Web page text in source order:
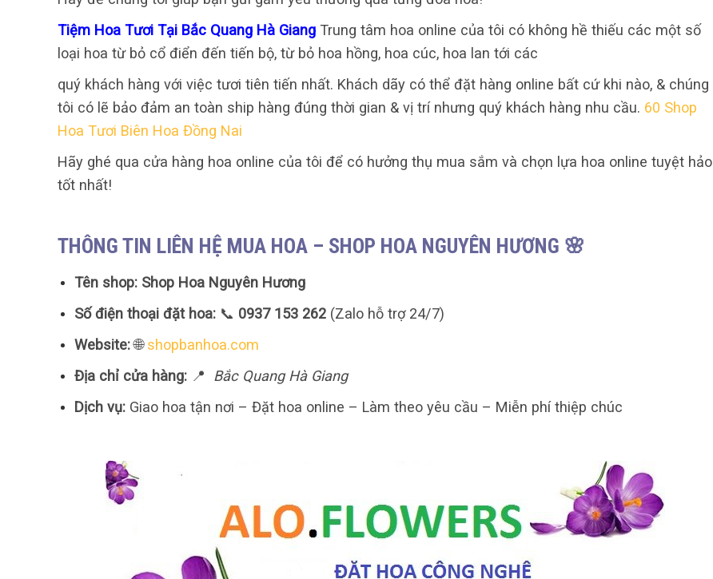
Tiệm Hoa Tươi Tại Bắc Quang Hà Giang Trung tâm hoa online của tôi có không hề thiếu các một số
loại hoa từ bỏ cổ điển đến tiến bộ, từ bỏ hoa hồng, hoa cúc, hoa lan tới các
quý khách hàng với việc tươi tiên tiến nhất. Khách dãy có thể đặt hàng online bất cứ khi nào, & chúng
tôi có lẽ bảo đảm an toàn ship hàng đúng thời gian & vị trí nhưng quý khách hàng nhu cầu. 60 Shop
Hoa Tươi Biên Hoa Đồng Nai
Hãy ghé qua cửa hàng hoa online của tôi để có hưởng thụ mua sắm và chọn lựa hoa online tuyệt hảo
tốt nhất!
THÔNG TIN LIÊN HỆ MUA HOA – SHOP HOA NGUYÊN HƯƠNG 🌸
Tên shop: Shop Hoa Nguyên Hương
Số điện thoại đặt hoa:📞 0937 153 262(Zalo hỗ trợ 24/7)
Website:🌐shopbanhoa.com
Địa chỉ cửa hàng:📍
Bắc Quang Hà Giang
Dịch vụ:Giao hoa tận nơi – Đặt hoa online – Làm theo yêu cầu – Miễn phí thiệp chúc